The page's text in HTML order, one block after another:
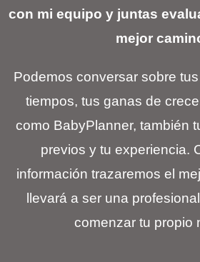
con mi equipo y juntas
mejor
Podemos conversar sobre
tiempos, tus ganas de
como BabyPlanner, también
previos y tu experiencia.
información trazaremos el
llevará a ser una
comenzar tu propio